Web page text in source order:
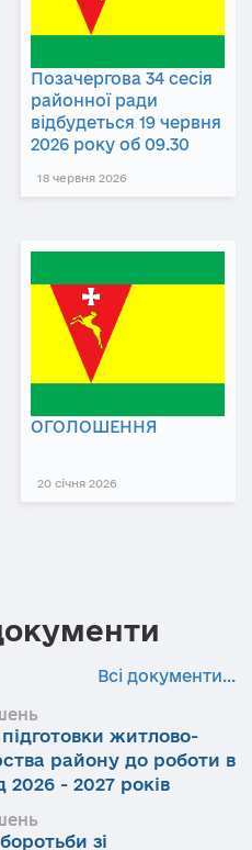
Позачергова 34 сесія
районної ради
відбудеться 19 червня
2026 року об 09.30
18 червня 2026
ОГОЛОШЕННЯ
20 січня 2026
Всі документи...
житлово-
району до роботи в
2026 - 2027 років
зі